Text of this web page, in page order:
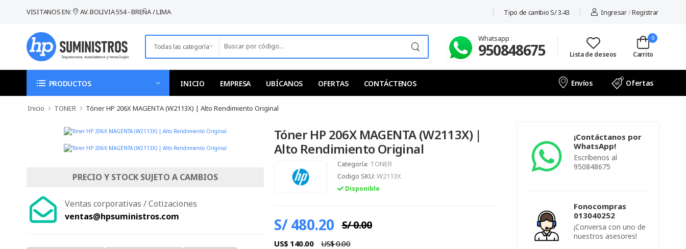
VISITANOS EN: AV. BOLIVIA 554 - BREÑA / LIMA Tipo de cambio S/ 3.43 Ingresar /Registrar
Whatsapp :
950848675 Lista de deseos
0
Carrito
PRODUCTOS INICIO EMPRESA UBÍCANOS OFERTAS CONTÁCTENOS Envíos Ofertas
Inicio TONER Tóner HP 206X MAGENTA (W2113X) | Alto Rendimiento Original
PRECIO Y STOCK SUJETO A CAMBIOS
Ventas corporativas / Cotizaciones
ventas@hpsuministros.com
Tóner HP 206X MAGENTA (W2113X) |
Alto Rendimiento Original
Categoría: TONER
Codigo SKU: W2113X
Disponible
S/ 480.20 S/ 0.00
US$ 140.00 US$ 0.00
¡Contáctanos por
WhatsApp!
Escríbenos al
950848675
Fonocompras
013040252
¡Conversa con uno de
nuestros asesores!